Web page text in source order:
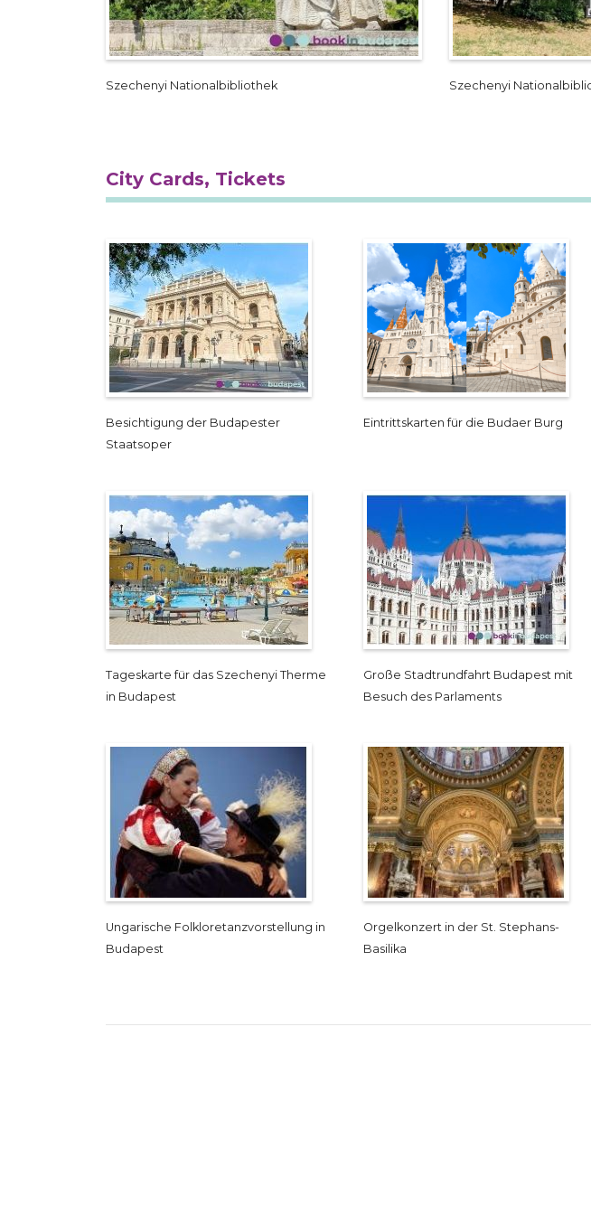
Szechenyi Nationalbibliothek Szechenyi
City Cards, Tickets
Besichtigung der Budapester
Staatsoper
Eintrittskarten für die Budaer Burg
Tageskarte für das Szechenyi Therme
in Budapest
Große Stadtrundfahrt Budapest mit
Besuch des Parlaments
Ungarische Folkloretanzvorstellung in
Budapest
Orgelkonzert in der St. Stephans-
Basilika